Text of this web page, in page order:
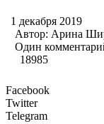
1 декабря 2019
Автор: Арина
Один
18985
Facebook
Twitter
Telegram